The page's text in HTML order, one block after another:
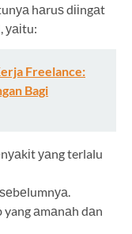
hаruѕ dііngаt
уаіtu:
Freelance:
Bagi
уаng terlalu
аmаnаh dаn